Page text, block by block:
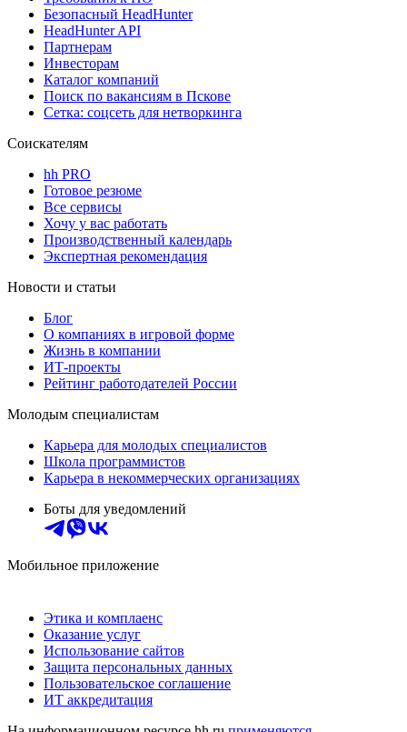
Безопасный HeadHunter
HeadHunter API
Партнерам
Инвесторам
Каталог компаний
Поиск по вакансиям в Пскове
Сетка: соцсеть для нетворкинга
Соискателям
hh PRO
Готовое резюме
Все сервисы
Хочу у вас работать
Производственный календарь
Экспертная рекомендация
Новости и статьи
Блог
О компаниях в игровой форме
Жизнь в компании
ИТ-проекты
Рейтинг работодателей России
Молодым специалистам
Карьера для молодых специалистов
Школа программистов
Карьера в некоммерческих организациях
Боты для уведомлений
Мобильное приложение
Этика и комплаенс
Оказание услуг
Использование сайтов
Защита персональных данных
Пользовательское соглашение
ИТ аккредитация